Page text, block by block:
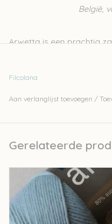
België,
Arwetta is een prachtig
sokkengaren is.
50gr - 210m
Stekenverhouding: 28 a
Machinewasbaar
Let op: de kleur op beeld
Filcolana
Aan verlanglijst toevoegen /
Gerelateerde